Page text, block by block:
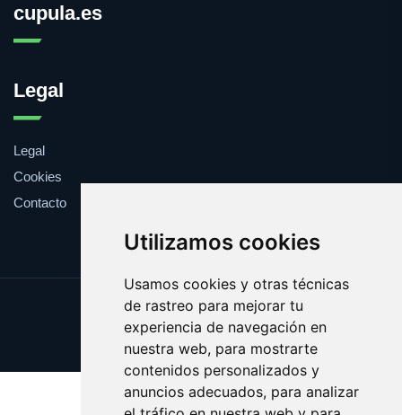
Utilizamos cookies
Usamos cookies y otras técnicas
de rastreo para mejorar tu
experiencia de navegación en
nuestra web, para mostrarte
contenidos personalizados y
anuncios adecuados, para analizar
cupula.es
Legal
Legal
Cookies
Contacto
Update cookies preferences
Copyright © 2025 cupula.es